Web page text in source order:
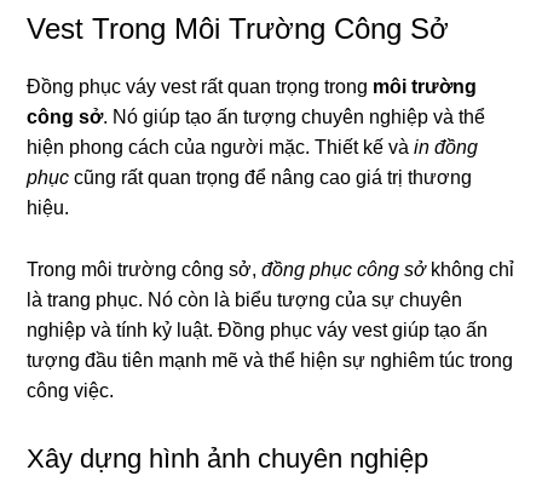
Vest Trong Môi Trường Công Sở
Đồng phục váy vest rất quan trọng trong môi trường
công sở. Nó giúp tạo ấn tượng chuyên nghiệp và thể
hiện phong cách của người mặc. Thiết kế vàin đồng
phục cũng rất quan trọng để nâng cao giá trị thương
hiệu.
Trong môi trường công sở,đồng phục công sởkhông chỉ
là trang phục. Nó còn là biểu tượng của sự chuyên
nghiệp và tính kỷ luật. Đồng phục váy vest giúp tạo ấn
tượng đầu tiên mạnh mẽ và thể hiện sự nghiêm túc trong
công việc.
Xây dựng hình ảnh chuyên nghiệp